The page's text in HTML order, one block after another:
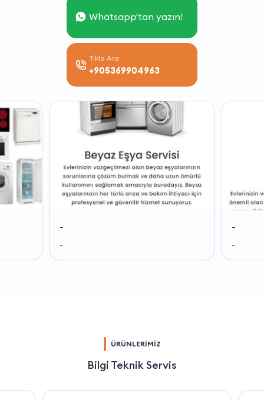
Whatsapp'tan yazın!
Tıkla Ara
+905369904963
-
-
-
-
ÜRÜNLERİMİZ
Bilgi Teknik Servis